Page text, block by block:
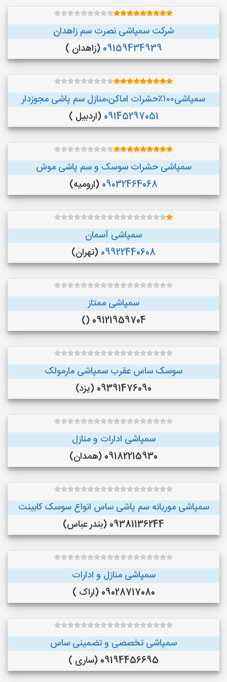
شرکت سمپاشی نصرت سم زاهدان
09159434939 (زاهدان )
سمپاشی۱۰۰٪حشرات اماکن،منازل سم پاشی مجوزدار
09145297051 (اردبیل )
سمپاشی حشرات سوسک و سم پاشی موش
09032464068 (ارومیه)
سمپاشی آسمان
09922440608 (تهران)
سمپاشی ممتاز
09121959704 ()
سوسک ساس عقرب سمپاشی مارمولک
09391476090 (یزد)
سمپاشی ادارات و منازل
09182215930 (همدان)
سمپاشی موریانه سم پاشی ساس انواع سوسک کابینت
09381136244 (بندر عباس)
سمپاشی منازل و ادارات
09028717080 (اراک )
سمپاشی تخصصی و تضمینی ساس
09194456695 (ساری )